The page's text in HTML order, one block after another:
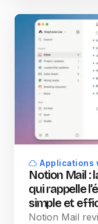
Applications
Notion Mail :
qui rappelle
simple et
Notion Mail